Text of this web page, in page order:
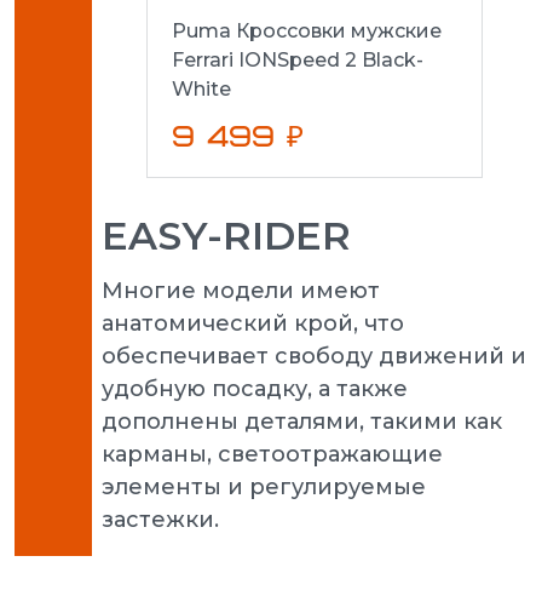
Puma Кроссовки мужские
Ferrari IONSpeed 2 Black-
White
9 499 ₽
EASY-RIDER
Многие модели имеют
анатомический крой, что
обеспечивает свободу движений и
удобную посадку, а также
дополнены деталями, такими как
карманы, светоотражающие
элементы и регулируемые
застежки.